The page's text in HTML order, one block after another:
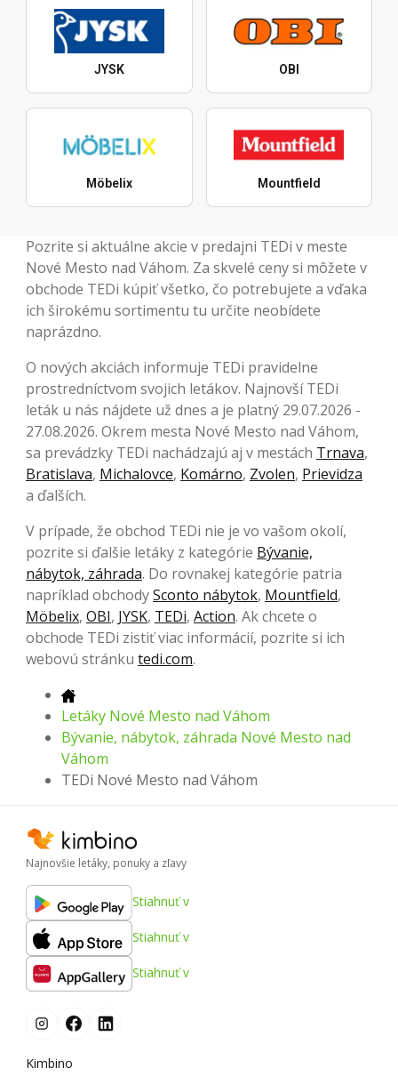
JYSK OBI
Möbelix Mountfield
Pozrite si aktuálne akcie v predajni TEDi v meste
Nové Mesto nad Váhom. Za skvelé ceny si môžete v
obchode TEDi kúpiť všetko, čo potrebujete a vďaka
ich širokému sortimentu tu určite neobídete
naprázdno.
O nových akciách informuje TEDi pravidelne
prostredníctvom svojich letákov. Najnovší TEDi
leták u nás nájdete už dnes a je platný 29.07.2026 -
27.08.2026. Okrem mesta Nové Mesto nad Váhom,
sa prevádzky TEDi nachádzajú aj v mestách Trnava,
Bratislava, Michalovce, Komárno, Zvolen, Prievidza
a ďalších.
V prípade, že obchod TEDi nie je vo vašom okolí,
pozrite si ďalšie letáky z kategórie Bývanie,
nábytok, záhrada. Do rovnakej kategórie patria
napríklad obchodySconto nábytok, Mountfield,
Möbelix, OBI, JYSK, TEDi, Action. Ak chcete o
obchode TEDi zistiť viac informácií, pozrite si ich
webovú stránku tedi.com.
Letáky Nové Mesto nad Váhom
Bývanie, nábytok, záhrada Nové Mesto nad
Váhom
TEDi Nové Mesto nad Váhom
Najnovšie letáky, ponuky a zľavy
Stiahnuť v
Stiahnuť v
Stiahnuť v
Kimbino